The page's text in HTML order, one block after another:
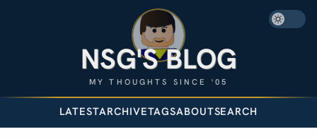
NSG'S BLOG
MY THOUGHTS SINCE '05
LATESTARCHIVETAGSABOUTSEARCH